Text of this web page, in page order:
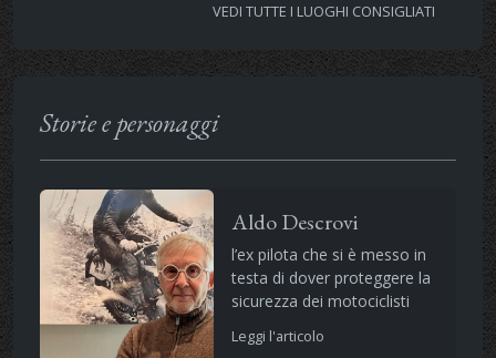
VEDI TUTTE I LUOGHI CONSIGLIATI
Storie e personaggi
Aldo Descrovi
l’ex pilota che si è messo in
testa di dover proteggere la
sicurezza dei motociclisti
Leggi l'articolo